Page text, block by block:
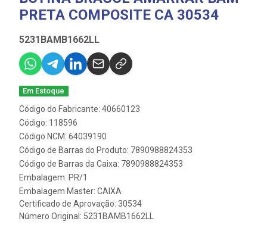
PRETA COMPOSITE CA 30534
5231BAMB1662LL
Em Estoque
Código do Fabricante: 40660123
Código: 118596
Código NCM: 64039190
Código de Barras do Produto: 7890988824353
Código de Barras da Caixa: 7890988824353
Embalagem: PR/1
Embalagem Master: CAIXA
Certificado de Aprovação: 30534
Número Original: 5231BAMB1662LL